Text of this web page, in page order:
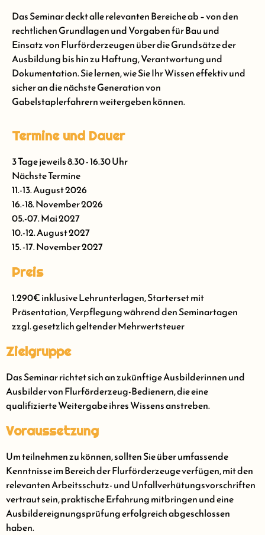
Das Seminar deckt alle relevanten Bereiche ab – von den
rechtlichen Grundlagen und Vorgaben für Bau und
Einsatz von Flurförderzeugen über die Grundsätze der
Ausbildung bis hin zu Haftung, Verantwortung und
Dokumentation. Sie lernen, wie Sie Ihr Wissen effektiv und
sicher an die nächste Generation von
Gabelstaplerfahrern weitergeben können.
Termine und Dauer
3 Tage jeweils 8.30 - 16.30 Uhr
Nächste Termine
11.-13. August 2026
16.-18. November 2026
05.-07. Mai 2027
10.-12. August 2027
15. -17. November 2027
Preis
1.290€ inklusive Lehrunterlagen, Starterset mit
Präsentation, Verpflegung während den Seminartagen
zzgl. gesetzlich geltender Mehrwertsteuer
Zielgruppe
Das Seminar richtet sich an zukünftige Ausbilderinnen und
Ausbilder von Flurförderzeug-Bedienern, die eine
qualifizierte Weitergabe ihres Wissens anstreben.
Voraussetzung
Um teilnehmen zu können, sollten Sie über umfassende
Kenntnisse im Bereich der Flurförderzeuge verfügen, mit den
relevanten Arbeitsschutz- und Unfallverhütungsvorschriften
vertraut sein, praktische Erfahrung mitbringen und eine
Ausbildereignungsprüfung erfolgreich abgeschlossen
haben.